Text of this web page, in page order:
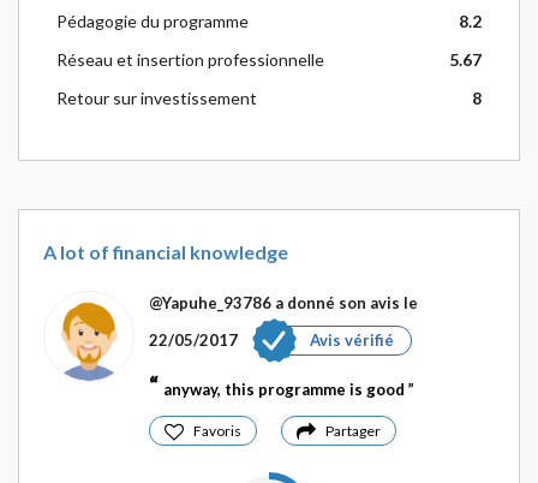
Pédagogie du programme
8.2
Réseau et insertion professionnelle
5.67
Retour sur investissement
8
A lot of financial knowledge
@Yapuhe_93786 a donné son avis le
22/05/2017
Avis vérifié
anyway, this programme is good
Favoris Partager